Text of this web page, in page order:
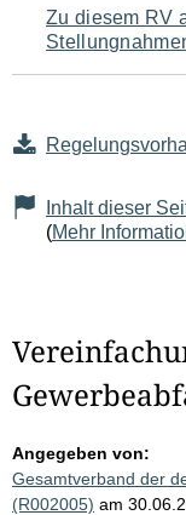
Zu diesem RV
Inhalt dieser
(Mehr
Angegeben von:
Gesamtverband der
(R002005) am